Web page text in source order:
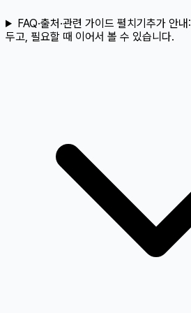
FAQ·출처·관련 가이드 펼치기추가 안내:
두고, 필요할 때 이어서 볼 수 있습니다.